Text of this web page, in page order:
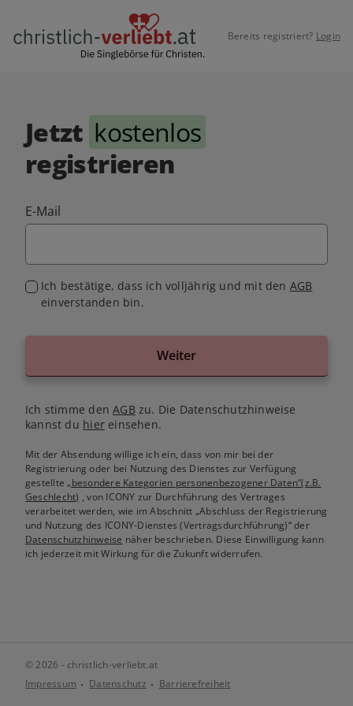
Bereits registriert? Login
Jetzt kostenlos
registrieren
E-Mail
Ich bestätige, dass ich volljährig und mit den AGB
einverstanden bin.
Weiter
Ich stimme denAGB zu. Die Datenschutzhinweise
kannst du hiereinsehen.
Mit der Absendung willige ich ein, dass von mir bei der
Registrierung oder bei Nutzung des Dienstes zur Verfügung
gestellte„besondere Kategorien personenbezogener Daten“(z.B.
Geschlecht) , von ICONY zur Durchführung des Vertrages
verarbeitet werden, wie im Abschnitt „Abschluss der Registrierung
und Nutzung des ICONY-Dienstes (Vertragsdurchführung)“ der
Datenschutzhinweise näher beschrieben. Diese Einwilligung kann
ich jederzeit mit Wirkung für die Zukunft widerrufen.
© 2026 - christlich-verliebt.at
Impressum
Datenschutz Barrierefreiheit